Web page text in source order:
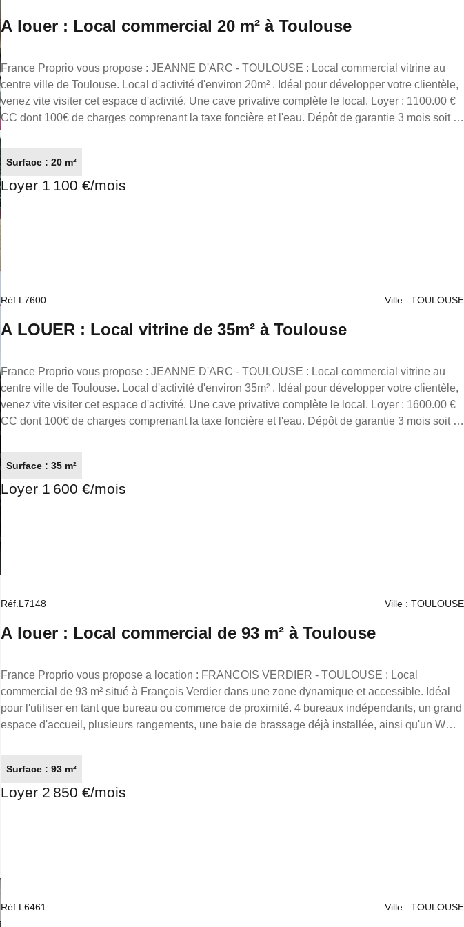
A louer : Local commercial 20 m² à Toulouse
France Proprio vous propose : JEANNE D'ARC - TOULOUSE : Local commercial vitrine au
centre ville de Toulouse. Local d'activité d'environ 20m² . Idéal pour développer votre clientèle,
venez vite visiter cet espace d'activité. Une cave privative complète le local. Loyer : 1100.00 €
CC dont 100€ de charges comprenant la taxe foncière et l'eau. Dépôt de garantie 3 mois soit :
Location/ Gestion 05.61.62.62.23
Surface : 20 m²
Loyer 1 100 €/mois
Réf.L7600 Ville : TOULOUSE
A LOUER : Local vitrine de 35m² à Toulouse
France Proprio vous propose : JEANNE D'ARC - TOULOUSE : Local commercial vitrine au
centre ville de Toulouse. Local d'activité d'environ 35m² . Idéal pour développer votre clientèle,
venez vite visiter cet espace d'activité. Une cave privative complète le local. Loyer : 1600.00 €
CC dont 100€ de charges comprenant la taxe foncière et l'eau. Dépôt de garantie 3 mois soit :
Location/ Gestion 05.61.62.62.23
Surface : 35 m²
Loyer 1 600 €/mois
Réf.L7148 Ville : TOULOUSE
A louer : Local commercial de 93 m² à Toulouse
France Proprio vous propose a location : FRANCOIS VERDIER - TOULOUSE : Local
commercial de 93 m² situé à François Verdier dans une zone dynamique et accessible. Idéal
pour l'utiliser en tant que bureau ou commerce de proximité. 4 bureaux indépendants, un grand
espace d'accueil, plusieurs rangements, une baie de brassage déjà installée, ainsi qu'un WC
loyer annuel : 9 200.00€ Constituez votre dossier sur www.gestionlocative.franceproprio.com
Référence annonce : L7148 FRANCE PROPRIO 05.61.62.62.23 Réseaux de conseillers
Surface : 93 m²
Loyer 2 850 €/mois
Réf.L6461 Ville : TOULOUSE